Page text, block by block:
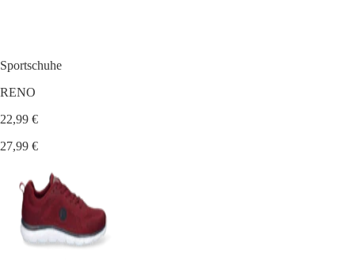
Sportschuhe
RENO
22,99 €
27,99 €